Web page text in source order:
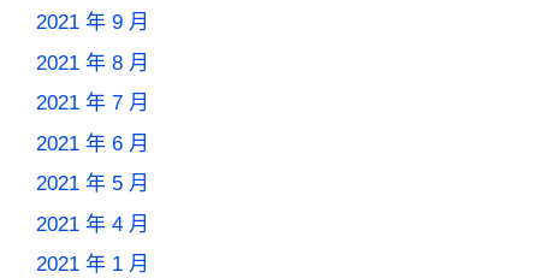
2021 年 9 月
2021 年 8 月
2021 年 7 月
2021 年 6 月
2021 年 5 月
2021 年 4 月
2021 年 1 月